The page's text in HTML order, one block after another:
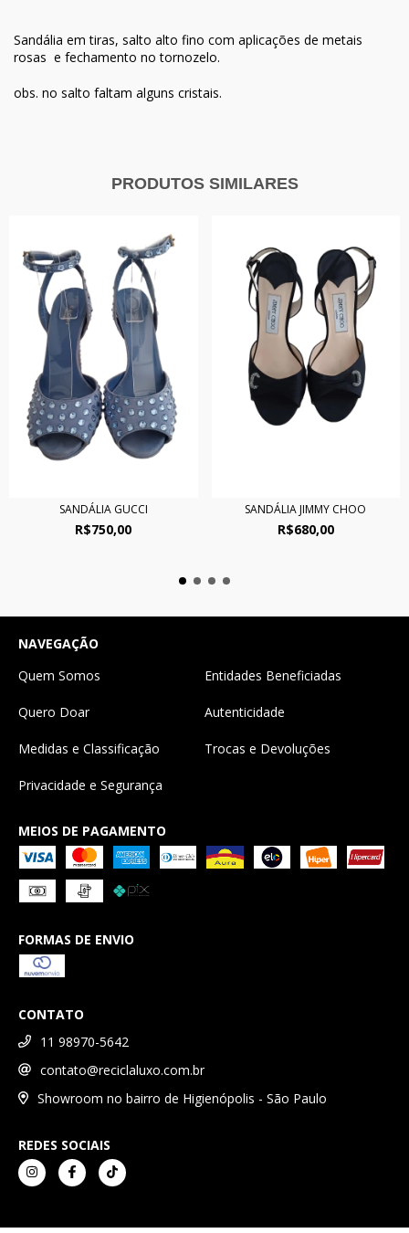
Sandália em tiras, salto alto fino com aplicações de metais
rosas e fechamento no tornozelo.
obs. no salto faltam alguns cristais.
PRODUTOS SIMILARES
SANDÁLIA GUCCI
R$750,00
SANDÁLIA JIMMY CHOO
R$680,00
NAVEGAÇÃO
Quem Somos
Entidades Beneficiadas
Quero Doar Autenticidade
Medidas e Classificação Trocas e Devoluções
Privacidade e Segurança
MEIOS DE PAGAMENTO
FORMAS DE ENVIO
CONTATO
11 98970-5642
contato@reciclaluxo.com.br
Showroom no bairro de Higienópolis - São Paulo
REDES SOCIAIS